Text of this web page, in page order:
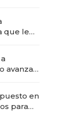
que le
avanza
en
para